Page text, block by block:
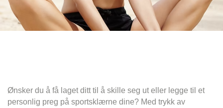
Ønsker du å få laget ditt til å skille seg ut eller legge til et
personlig preg på sportsklærne dine? Med trykk av